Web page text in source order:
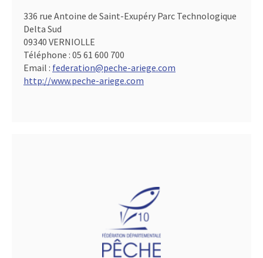
336 rue Antoine de Saint-Exupéry Parc Technologique
Delta Sud
09340 VERNIOLLE
Téléphone : 05 61 600 700
Email : federation@peche-ariege.com
http://www.peche-ariege.com